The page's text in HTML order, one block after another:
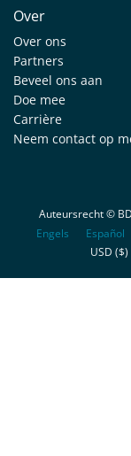
Over
Over ons
Partners
Beveel ons aan
Doe mee
Carrière
Neem contact op
Auteursrecht ©
Engels
Español
USD ($)